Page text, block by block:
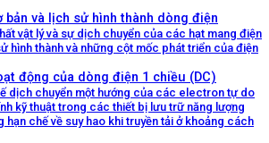
bản và lịch sử hình thành dòng điện
vật lý và sự dịch chuyển của các hạt mang điện
hình thành và những cột mốc phát triển của điện
động của dòng điện 1 chiều (DC)
dịch chuyển một hướng của các electron tự do
kỹ thuật trong các thiết bị lưu trữ năng lượng
hạn chế về suy hao khi truyền tải ở khoảng cách